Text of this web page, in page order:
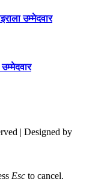
उम्मेदवार
| Designed by
Esc to cancel.